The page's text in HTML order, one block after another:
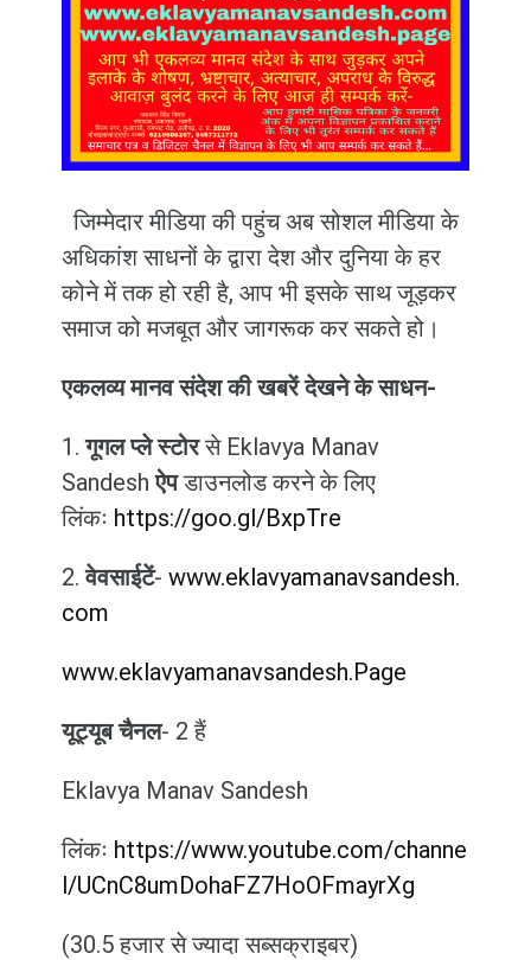
जिम्मेदार मीडिया की पहुंच अब सोशल मीडिया के
अधिकांश साधनों के द्वारा देश और दुनिया के हर
कोने में तक हो रही है, आप भी इसके साथ जूड़कर
समाज को मजबूत और जागरूक कर सकते हो।
एकलव्य मानव संदेश की खबरें देखने के साधन-
1.गूगल प्ले स्टोरसे Eklavya Manav
Sandeshऐपडाउनलोड करने के लिए
लिंकः https://goo.gl/BxpTre
2.वेवसाईटें- www.eklavyamanavsandesh.
com
www.eklavyamanavsandesh.Page
यूट्यूब चैनल- 2 हैं
Eklavya Manav Sandesh
लिंकः https://www.youtube.com/channe
l/UCnC8umDohaFZ7HoOFmayrXg
(30.5 हजार से ज्यादा सब्सक्राइबर)